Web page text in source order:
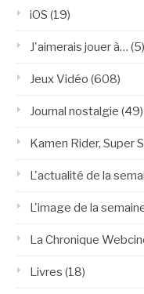
iOS (19)
J'aimerais jouer à… (5)
Jeux Vidéo (608)
Journal nostalgie (49)
Kamen Rider, Super
L'actualité de la
L'image de la
La Chronique
Livres (18)